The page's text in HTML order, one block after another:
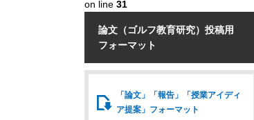
on line 31
論文（ゴルフ教育研究）投稿用
フォーマット
「論文」「報告」
「授業アイディ
ア提案」 フォーマット